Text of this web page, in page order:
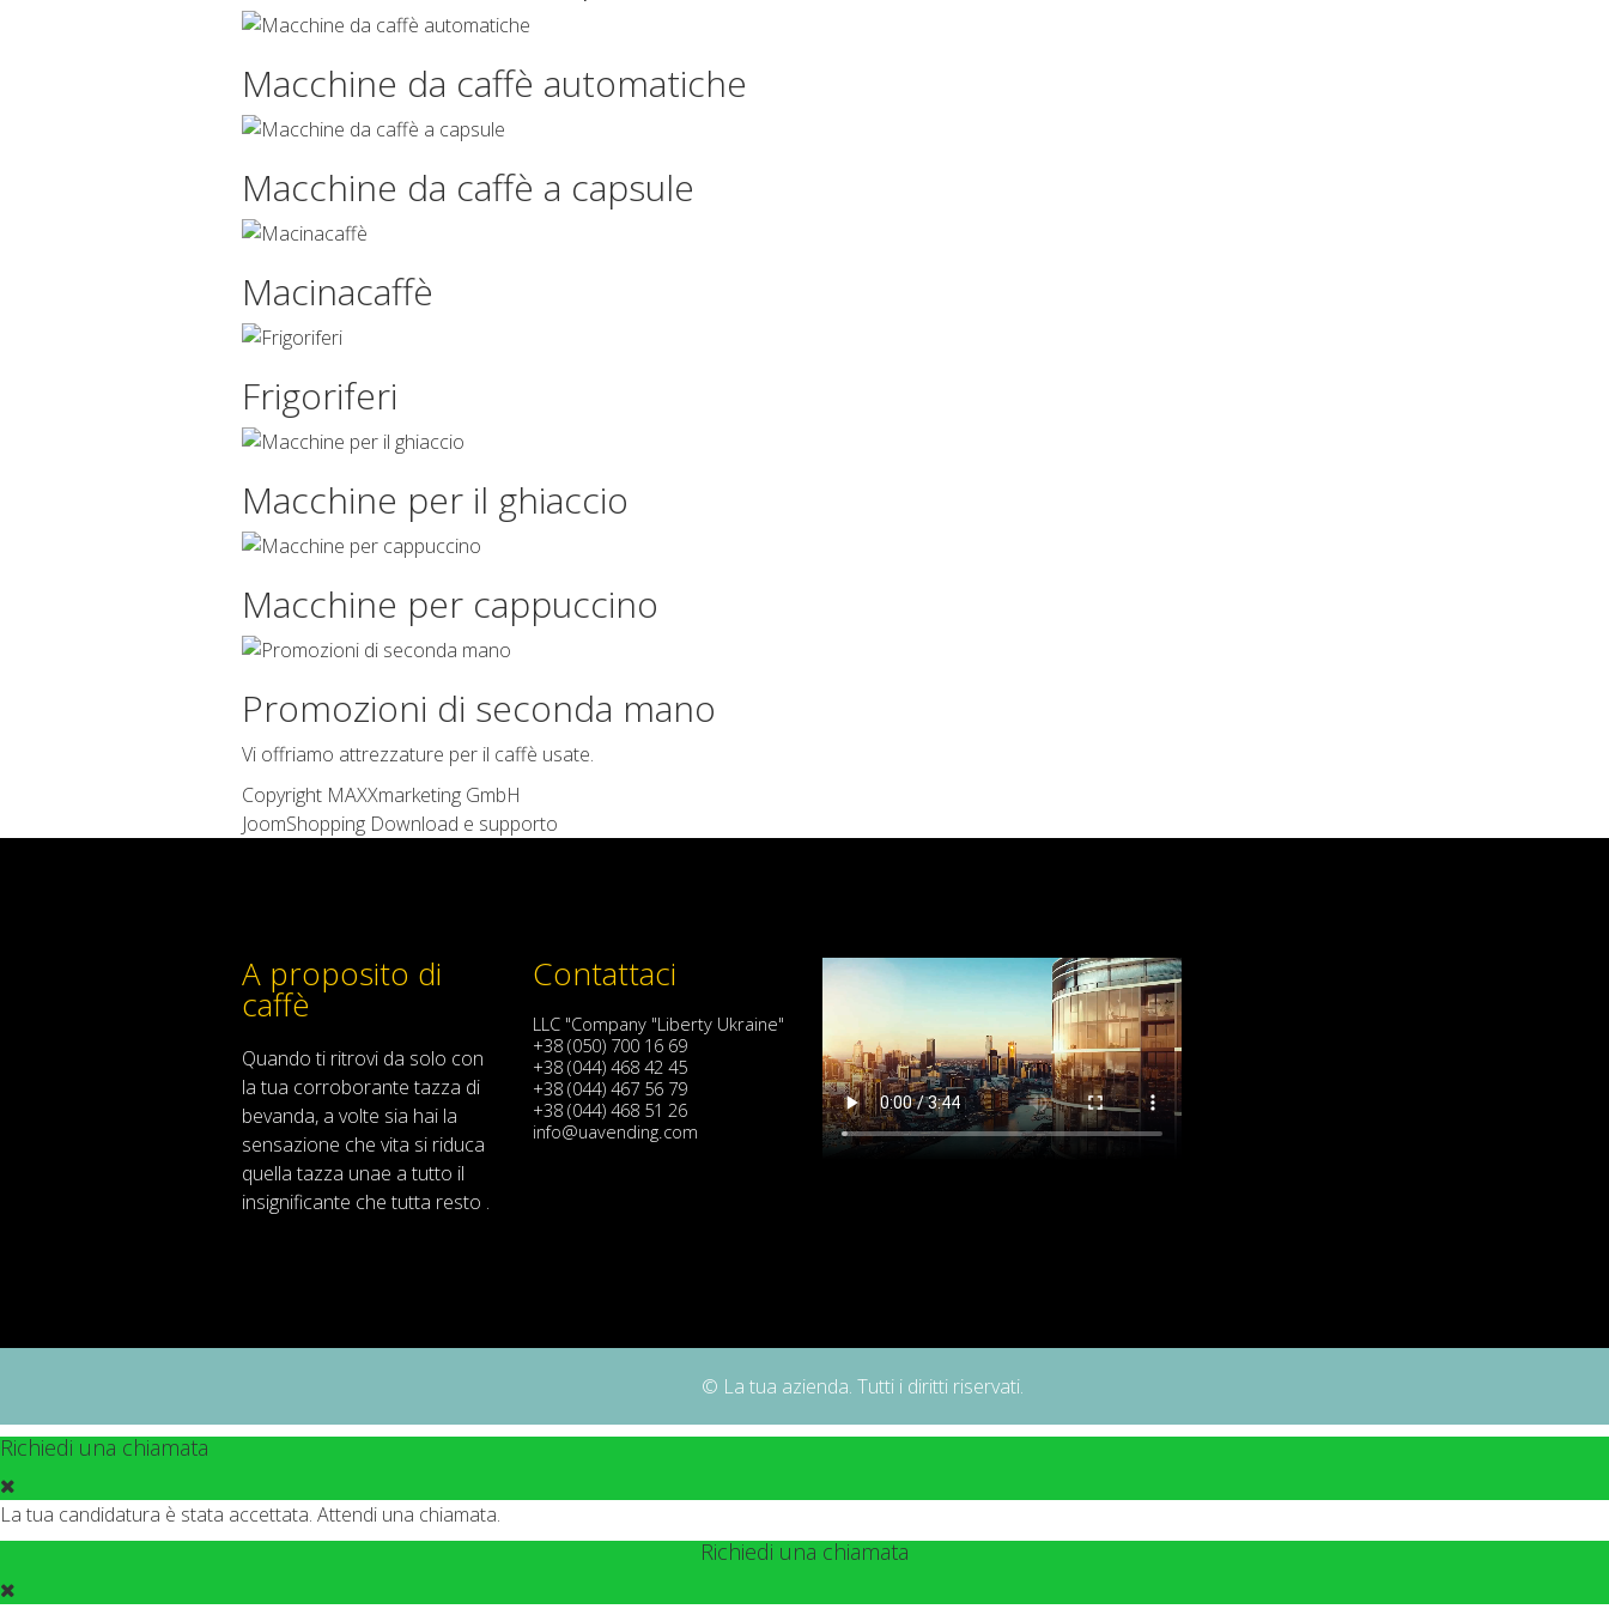
Macchine da caffè automatiche
Macchine da caffè a capsule
Macinacaffè
Frigoriferi
Macchine per il ghiaccio
Macchine per cappuccino
Promozioni di seconda mano
Vi offriamo attrezzature per il caffè usate.
Copyright MAXXmarketing GmbH
JoomShopping Download e supporto
A proposito di
caffè
Quando ti ritrovi da solo con
la tua corroborante tazza di
bevanda, a volte sia hai la
sensazione che vita si riduca
quella tazza unae a tutto il
insignificante che tutta resto .
Contattaci
LLC "Company "Liberty Ukraine"
+38 (050) 700 16 69
+38 (044) 468 42 45
+38 (044) 467 56 79
+38 (044) 468 51 26
info@uavending.com
© La tua azienda. Tutti i diritti riservati.
Richiedi una chiamata
La tua candidatura è stata accettata. Attendi una chiamata.
Richiedi una chiamata